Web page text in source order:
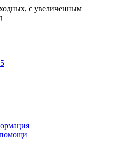
с увеличенным